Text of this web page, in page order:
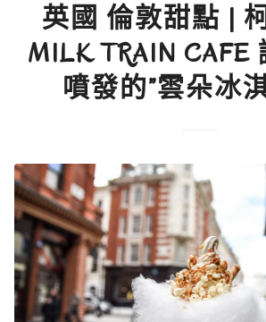
英國 倫敦甜點 |
MILK TRAIN
噴發的”雲朵冰